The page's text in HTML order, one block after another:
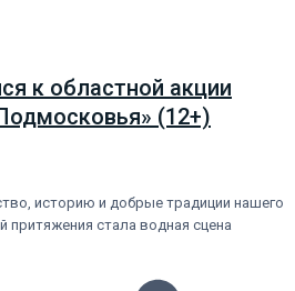
к областной акции
(12+)
историю и добрые традиции нашего
притяжения стала водная сцена